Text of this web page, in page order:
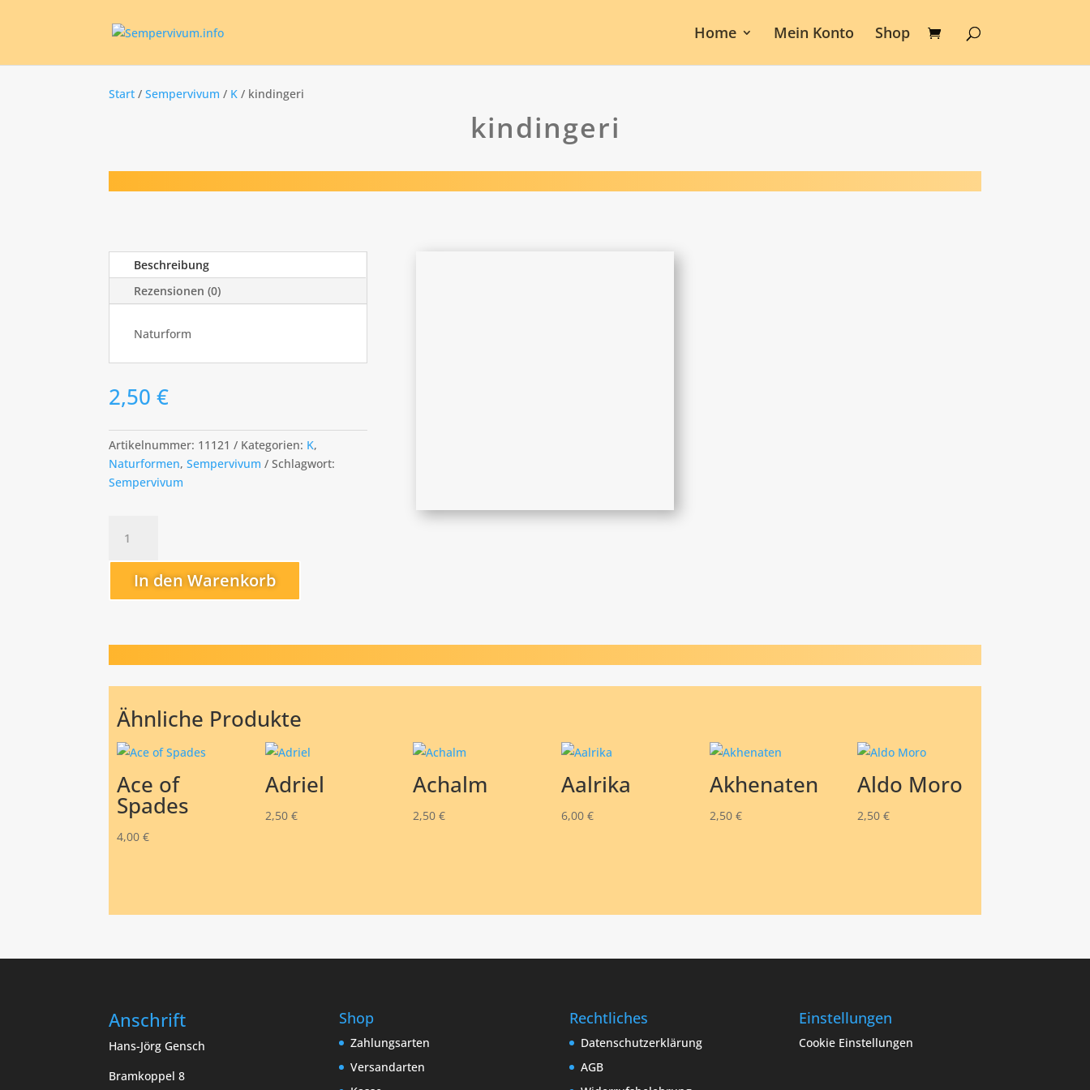
Home Mein Konto Shop
Start /Sempervivum / K / kindingeri
kindingeri
Beschreibung
Rezensionen (0)
Naturform
2,50€
Artikelnummer: 11121 Kategorien: K,
Naturformen,Sempervivum
Schlagwort:
Sempervivum
Menge
In den Warenkorb
Ähnliche Produkte
Ace of
Spades
4,00€
Adriel
2,50 €
Achalm
2,50€
Aalrika
6,00 €
Akhenaten
2,50 €
Aldo Moro
2,50€
Anschrift
Hans-Jörg Gensch
Bramkoppel 8
Shop
Zahlungsarten
Versandarten
Rechtliches
Datenschutzerklärung
AGB
Einstellungen
Cookie Einstellungen